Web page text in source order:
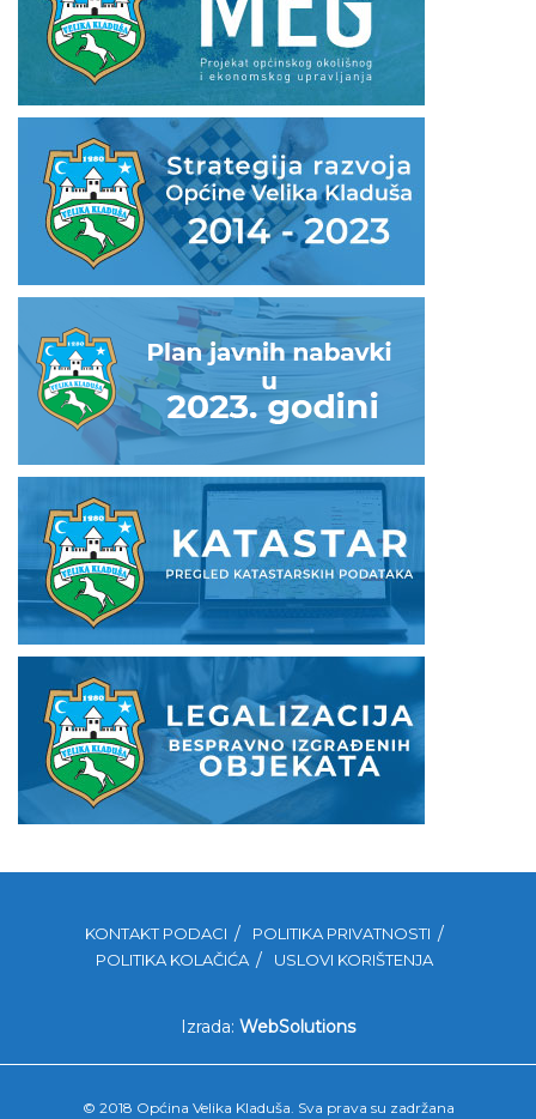
KONTAKT PODACI
POLITIKA PRIVATNOSTI
POLITIKA KOLAČIĆA
USLOVI KORIŠTENJA
Izrada: WebSolutions
© 2018 Općina Velika Kladuša. Sva prava su zadržana